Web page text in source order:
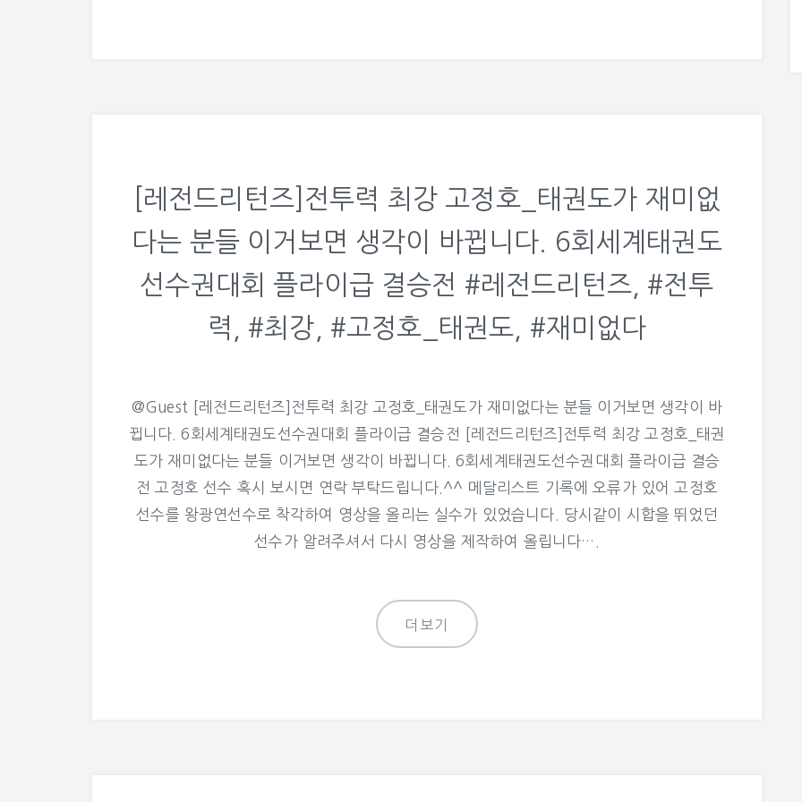
[레전드리턴즈]전투력 최강 고정호_태권도가 재미없
다는 분들 이거보면 생각이 바뀝니다. 6회세계태권도
선수권대회 플라이급 결승전 #레전드리턴즈, #전투
력, #최강, #고정호_태권도, #재미없다
@Guest [레전드리턴즈]전투력 최강 고정호_태권도가 재미없다는 분들 이거보면 생각이 바
뀝니다. 6회세계태권도선수권대회 플라이급 결승전 [레전드리턴즈]전투력 최강 고정호_태권
도가 재미없다는 분들 이거보면 생각이 바뀝니다. 6회세계태권도선수권대회 플라이급 결승
전 고정호 선수 혹시 보시면 연락 부탁드립니다.^^ 메달리스트 기록에 오류가 있어 고정호
선수를 왕광연선수로 착각하여 영상을 올리는 실수가 있었습니다. 당시같이 시합을 뛰었던
선수가 알려주셔서 다시 영상을 제작하여 올립니다….
더보기